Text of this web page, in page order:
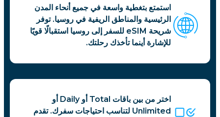
استمتع بتغطية واسعة في جميع أنحاء المدن
الرئيسية والمناطق الريفية في روسيا. توفر
شريحة eSIM للسفر إلى روسيا استقبالًا قويًا
للإشارة أينما تأخذك رحلتك.
اختر من بين باقات Total أو Daily أو
Unlimited لتناسب احتياجات سفرك. تقدم